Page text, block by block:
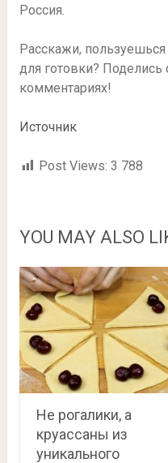
Россия.
Расскажи,
для готовки?
комментариях!
Источник
Post Views: 3 788
YOU MAY ALSO
Не рогалики, а
круассаны из
уникального